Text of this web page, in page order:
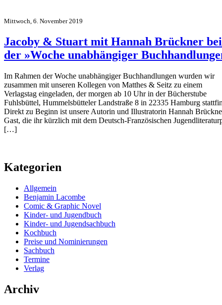
Mittwoch, 6. November 2019
Jacoby & Stuart mit Hannah Brückner bei
der »Woche unabhängiger
Im Rahmen der Woche unabhängiger Buchhandlungen wurden wir
zusammen mit unseren Kollegen von Matthes & Seitz zu einem
Verlagstag eingeladen, der morgen ab 10 Uhr in der Bücherstube
Fuhlsbüttel, Hummelsbütteler Landstraße 8 in 22335 Hamburg
Direkt zu Beginn ist unsere Autorin und Illustratorin Hannah
Gast, die ihr kürzlich mit dem Deutsch-Französischen
[…]
Kategorien
Allgemein
Benjamin Lacombe
Comic & Graphic Novel
Kinder- und Jugendbuch
Kinder- und Jugendsachbuch
Kochbuch
Preise und Nominierungen
Sachbuch
Termine
Verlag
Archiv